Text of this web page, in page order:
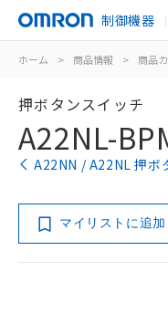
制御機器
ホーム > 商品情報 > 商品
押ボタンスイッチ
A22NL-
A22NN / A22NL 押ボ
マイリストに追加